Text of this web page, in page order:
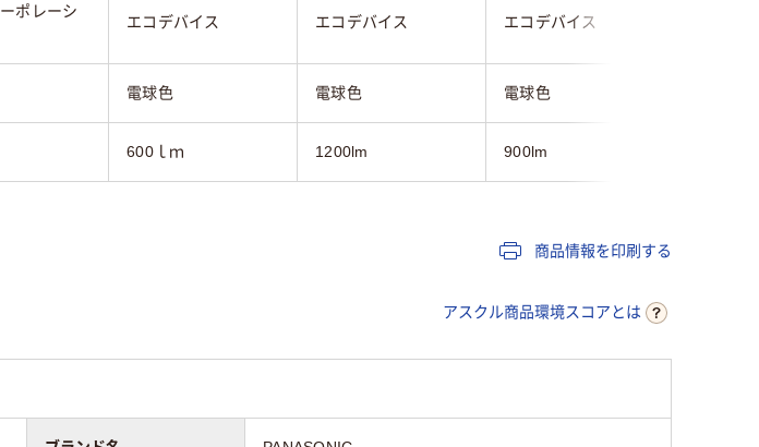
ポレーシ
エコデバイス エコデバイス エコデバイス
電球色 電球色 電球色
600ｌｍ 1200lm 900lm
商品情報を印刷する
アスクル商品環境スコアとは